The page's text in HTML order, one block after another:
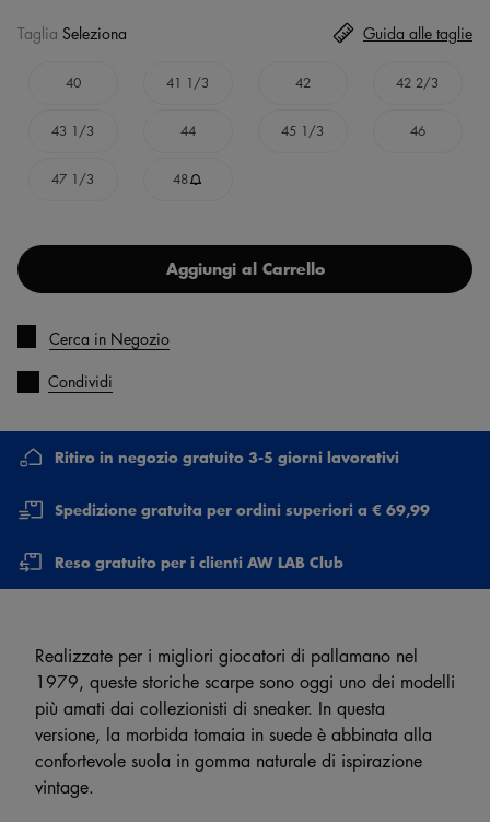
Taglia Seleziona
40 41 1/3 42 42 2/3
43 1/3 44 45 1/3 46
47 1/3 48
Guida alle taglie
Aggiungi al Carrello
Cerca in Negozio
Condividi
Ritiro in negozio gratuito 3-5 giorni lavorativi
Spedizione gratuita per ordini superiori a € 69,99
Reso gratuito per i clienti AW LAB Club
Realizzate per i migliori giocatori di pallamano nel
1979, queste storiche scarpe sono oggi uno dei modelli
più amati dai collezionisti di sneaker. In questa
versione, la morbida tomaia in suede è abbinata alla
confortevole suola in gomma naturale di ispirazione
vintage.